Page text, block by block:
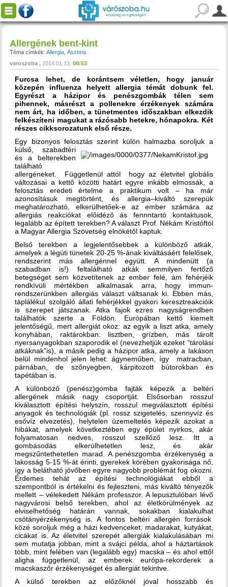
Allergének bent-kint
Téma címkék: Allergia Asztma
varoszoba
2014.01.13. 08:53
Furcsa lehet, de korántsem véletlen, hogy január
közepén influenza helyett allergia témát dobunk fel.
Egyrészt a házipor és penészgombák télen sem
pihennek, másrészt a pollenekre érzékenyek számára
nem árt, ha időben, a tünetmentes időszakban elkezdik
felkészíteni magukat a rázósabb hetekre, hónapokra. Két
részes cikksorozatunk első része.
Egy bizonyos felosztás szerint külön halmazba soroljuk a
külső, szabadtéri
és a belterekben
található
allergéneket. Függetlenül attól hogy az életvitel globális
változásai a kettő közötti határt egyre inkább elmossák, a
felosztás eredeti értelme a praktikum volt – ha már
azonosításuk megtörtént, és allergia–kiváltó szerepük
meghatározható, elkerülhetőek-e az ember számára az
allergiás reakciókat előidéző ás fennntartó kontaktusok,
legalább az épített terekben? A választ Prof. Nékám Kristóftól
a Magyar Allergia Szövetség elnökétől kaptuk.
Belső terekben a legjelentősebbek a különböző atkák,
amelyek a légúti tünetek 20-25 %-ának kiváltásáért felelősek,
rendszerint más allergénnel együtt. A mindenütt (a
szabadban is!) feltalálható atkák semmilyen fertőző
betegséget sem közvetítenek az ember felé, ám fehérjéik
rendkívüli mértékben alkalmasak arra, hogy immun-
rendszerünkben allergiás választ váltsanak ki. Ebben más,
táplálékul szolgáló állati fehérjékkel gyakori keresztreakcióik
is szerepet játszanak. Atka fajok ezres nagyságrendben
találhatók szerte a Földön. Európában kettő kiemelt
jelentőségű, mert allergiát okoz: az egyik a liszt atka, amely
konyhában, raktárokban: lisztben, grízben, más tárolt
nyersanyagokban szaporodik el (nevezhetjük ezeket “tárolási
atkáknak”is), a másik pedig a házipor atka, amely a lakáson
belül mindenhol jelen lehet: ágyneműben, így matracban,
párnában, de szőnyegben, kárpitozott bútorokban és
tapétában is.
A különböző (penész)gomba fajták képezik a beltéri
allergének másik nagy csoportját. Elsősorban rosszul
kiválasztott építési helyszín, rosszul megválasztott építési
anyagok és technológiák (pl. rossz szigetelés, szennyvíz és
esővíz elvezetés), helytelen üzemeltetés képezik azokat a
hibákat, amelyek következtében egy épület nyirkos, akár
folyamatosan nedves, rosszul szellőző lesz. Itt a
gombásodás elkerülhetetlen lesz, és akár
megszűntethetetlen marad. A penészgomba érzékenység a
lakosság 5-15 %-át érinti, gyerekek körében gyakorisága nő,
így a belátható jövőben egyre nagyobb problémát fog okozni.
Érdemes tehát az építési technológiákat ebből a
szempontból is értékelni és fejleszteni, más kiváltó tényezők
mellett – vélekedett Nékám professzor. A lepusztulóban lévő
nagyvárosi belső terekben, ahol az életkörülmények az
elviselhetőség határán vannak, sokakban kialakulhat
csótányérzékenység is. A fontos beltéri allergén források
közé soroljuk még a házi kedvenceket: madarakat, kutyákat,
cicákat is. Az életvitel szerepét allergiák kialakulásában mi
sem mutatja jobban, mint a svájci példa, ahol a háztartások
több, mint felében van (legalább egy) macska – és ahol ettől
aligha függetlenül, az emberek európa-rekorderek a
macskaszőr érzékenységet és allergiát tekintve.
A külső terekben az előzőknél jóval hosszabb és